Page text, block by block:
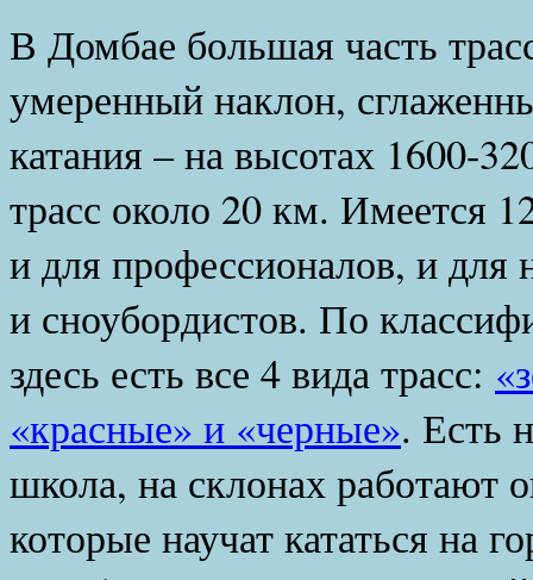
В Домбае большая часть
умеренный наклон,
катания – на высотах 1600-
трасс около 20 км. Имеется
и для профессионалов, и
и сноубордистов. По
здесь есть все 4 вида трасс:
«красные» и «черные». Есть
школа, на склонах работают
которые научат кататься на